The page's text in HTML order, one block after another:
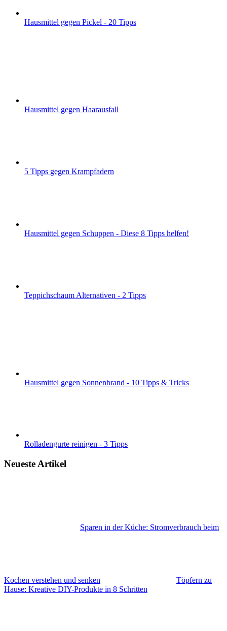
Hausmittel gegen Pickel - 20 Tipps
Hausmittel gegen Haarausfall
5 Tipps gegen Krampfadern
Hausmittel gegen Schuppen - Diese 8 Tipps helfen!
Teppichschaum Alternativen - 2 Tipps
Hausmittel gegen Sonnenbrand - 10 Tipps & Tricks
Rolladengurte reinigen - 3 Tipps
Neueste Artikel
Sparen in der Küche: Stromverbrauch beim
Kochen verstehen und senken
Töpfern zu
Hause: Kreative DIY-Produkte in 8 Schritten